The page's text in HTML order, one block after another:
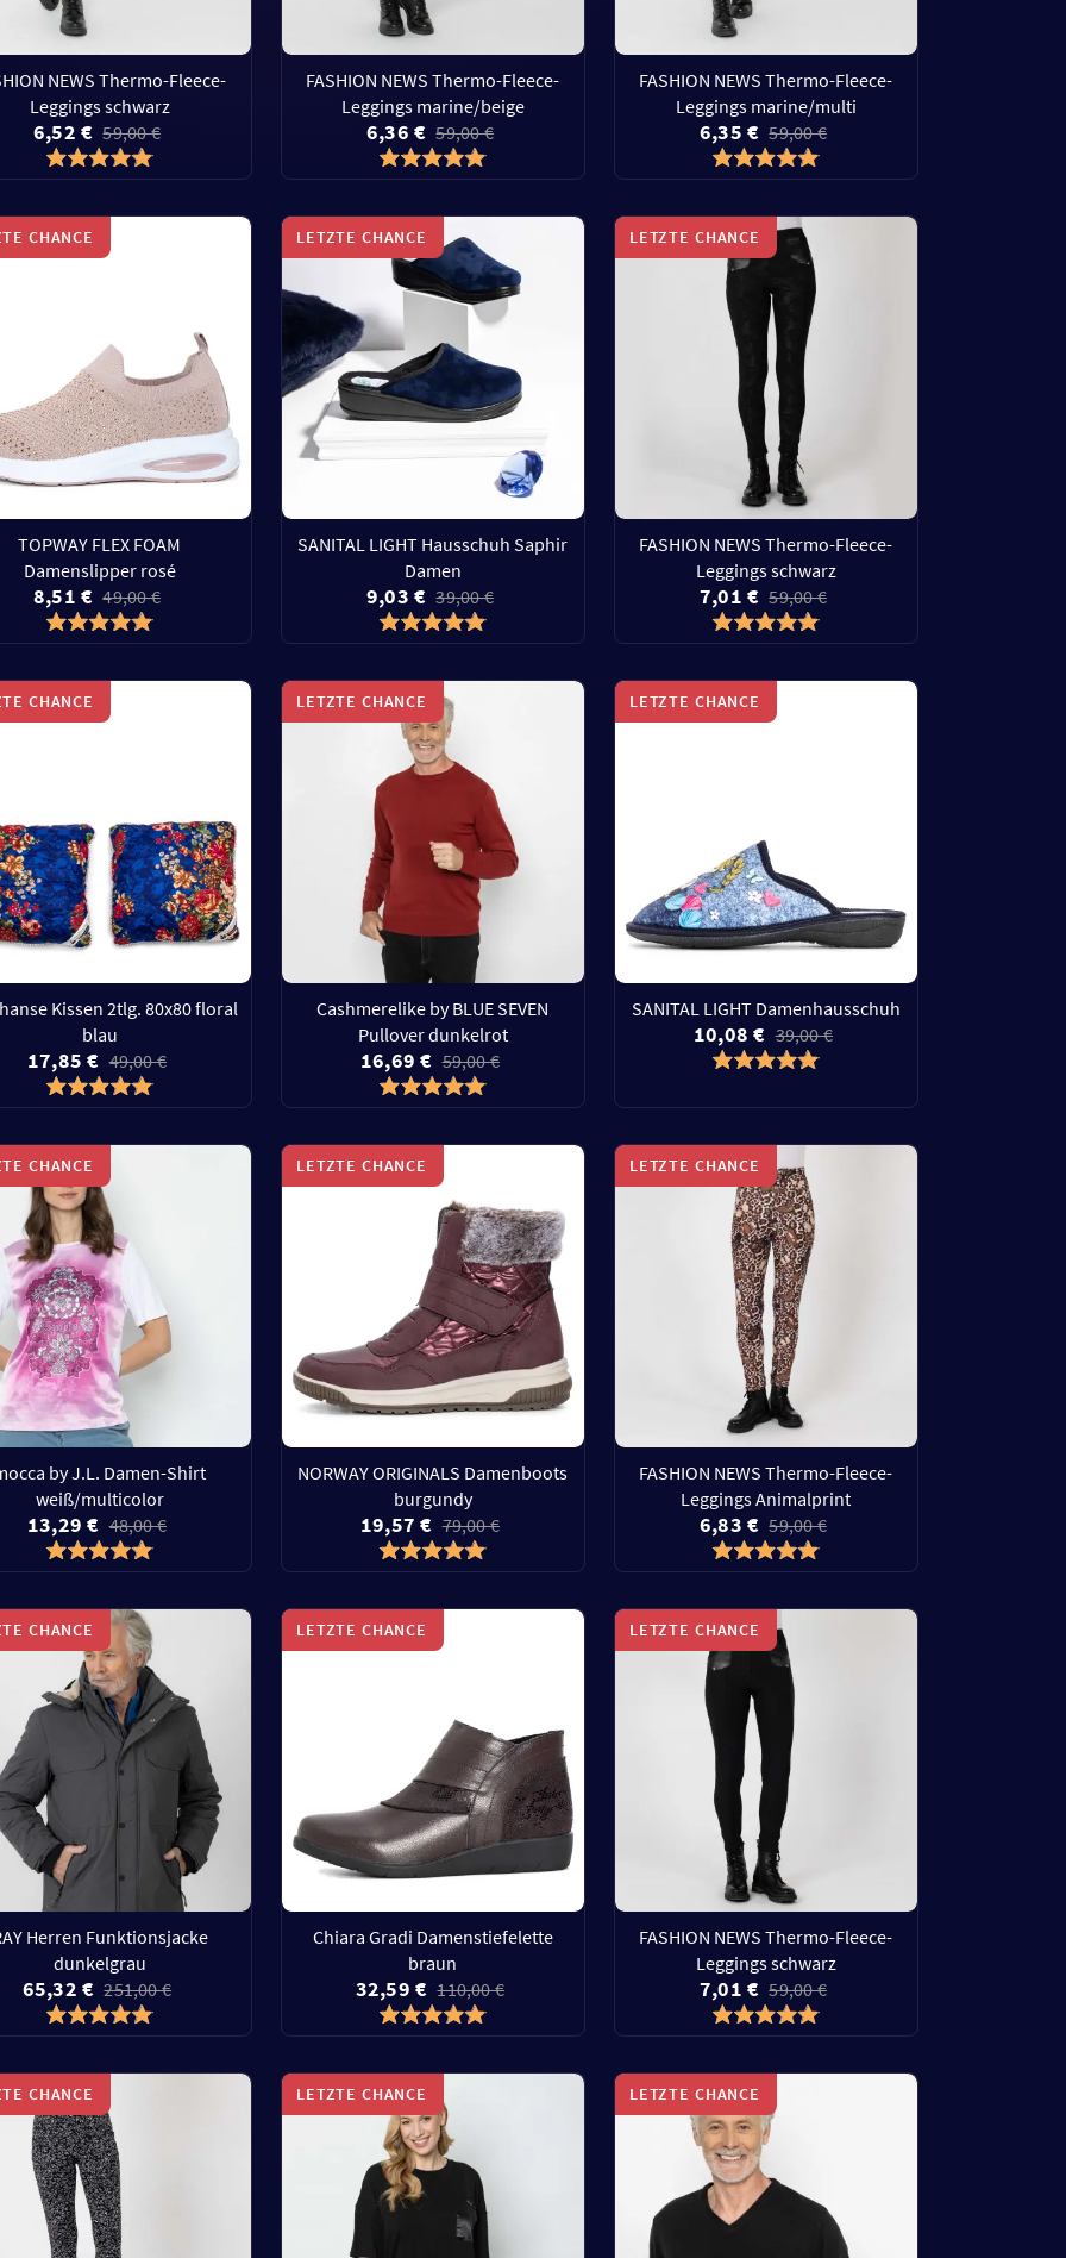
NEWS Thermo-Fleece-
Leggings schwarz
6,52 € 59,00 €
FASHION NEWS Thermo-Fleece-
Leggings marine/beige
6,36 € 59,00 €
FASHION NEWS Thermo-Fleece-
Leggings marine/multi
6,35 € 59,00 €
CHANCE
TOPWAY FLEX FOAM
Damenslipper rosé
8,51 € 49,00 €
LETZTE CHANCE
SANITAL LIGHT Hausschuh Saphir
Damen
9,03 € 39,00 €
LETZTE CHANCE
FASHION NEWS Thermo-Fleece-
Leggings schwarz
7,01 € 59,00 €
CHANCE
Kissen 2tlg. 80x80 floral
blau
17,85 € 49,00 €
LETZTE CHANCE
Cashmerelike by BLUE SEVEN
Pullover dunkelrot
16,69 € 59,00 €
LETZTE CHANCE
SANITAL LIGHT Damenhausschuh
10,08 € 39,00 €
CHANCE
by J.L. Damen-Shirt
weiß/multicolor
13,29 € 48,00 €
LETZTE CHANCE
NORWAY ORIGINALS Damenboots
burgundy
19,57 € 79,00 €
LETZTE CHANCE
FASHION NEWS Thermo-Fleece-
Leggings Animalprint
6,83 € 59,00 €
CHANCE
Herren Funktionsjacke
dunkelgrau
65,32 € 251,00 €
LETZTE CHANCE
Chiara Gradi Damenstiefelette
braun
32,59 € 110,00 €
LETZTE CHANCE
FASHION NEWS Thermo-Fleece-
Leggings schwarz
7,01 € 59,00 €
CHANCE LETZTE CHANCE LETZTE CHANCE